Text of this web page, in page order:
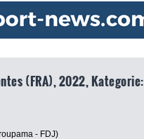
(FRA), 2022,
- FDJ)